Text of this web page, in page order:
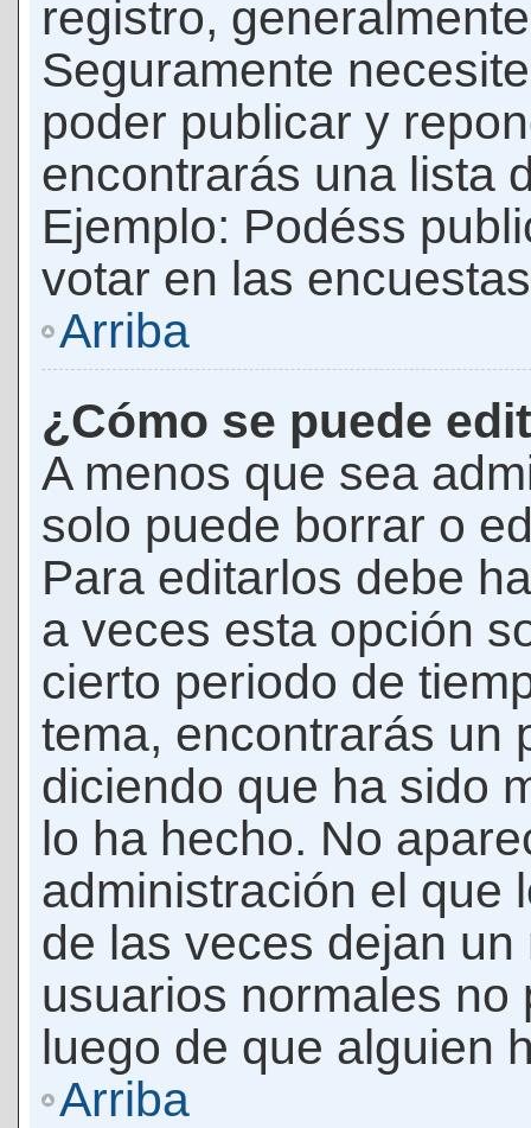
registro,
Seguramente
poder publicar y
encontrarás una lista
Ejemplo: Podéss
votar en las
Arriba
¿Cómo se puede
A menos que sea
solo puede borrar o
Para editarlos debe
a veces esta opción
cierto periodo de
tema, encontrarás un
diciendo que ha sido
lo ha hecho. No
administración el que
de las veces dejan
usuarios normales
luego de que alguien
Arriba